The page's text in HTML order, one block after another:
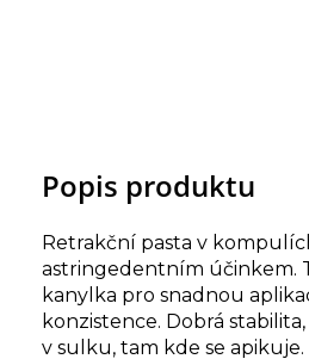
Popis produktu
Retrakční pasta v
astringedentním účinkem.
kanylka pro snadnou
konzistence. Dobrá
v sulku, tam kde se